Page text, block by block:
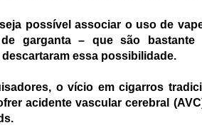
possível associar o uso de
garganta – que são
essa possibilidade.
o vício em cigarros
acidente vascular cerebral